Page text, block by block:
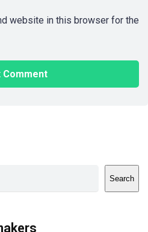
website in this browser for the
Search